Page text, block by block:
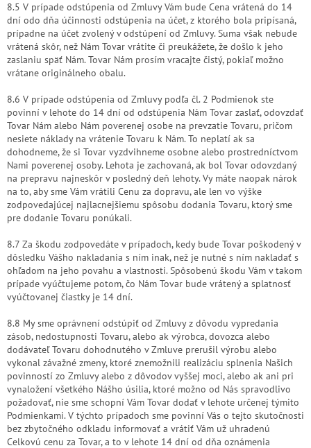
8.5 V prípade odstúpenia od Zmluvy Vám bude Cena vrátená do 14
dní odo dňa účinnosti odstúpenia na účet, z ktorého bola pripísaná,
prípadne na účet zvolený v odstúpení od Zmluvy. Suma však nebude
vrátená skôr, než Nám Tovar vrátite či preukážete, že došlo k jeho
zaslaniu späť Nám. Tovar Nám prosím vracajte čistý, pokiaľ možno
vrátane originálneho obalu.
8.6 V prípade odstúpenia od Zmluvy podľa čl. 2 Podmienok ste
povinní v lehote do 14 dní od odstúpenia Nám Tovar zaslať, odovzdať
Tovar Nám alebo Nám poverenej osobe na prevzatie Tovaru, pričom
nesiete náklady na vrátenie Tovaru k Nám. To neplatí ak sa
dohodneme, že si Tovar vyzdvihneme osobne alebo prostredníctvom
Nami poverenej osoby. Lehota je zachovaná, ak bol Tovar odovzdaný
na prepravu najneskôr v posledný deň lehoty. Vy máte naopak nárok
na to, aby sme Vám vrátili Cenu za dopravu, ale len vo výške
zodpovedajúcej najlacnejšiemu spôsobu dodania Tovaru, ktorý sme
pre dodanie Tovaru ponúkali.
8.7 Za škodu zodpovedáte v prípadoch, kedy bude Tovar poškodený v
dôsledku Vášho nakladania s ním inak, než je nutné s ním nakladať s
ohľadom na jeho povahu a vlastnosti. Spôsobenú škodu Vám v takom
prípade vyúčtujeme potom, čo Nám Tovar bude vrátený a splatnosť
vyúčtovanej čiastky je 14 dní.
8.8 My sme oprávnení odstúpiť od Zmluvy z dôvodu vypredania
zásob, nedostupnosti Tovaru, alebo ak výrobca, dovozca alebo
dodávateľ Tovaru dohodnutého v Zmluve prerušil výrobu alebo
vykonal závažné zmeny, ktoré znemožnili realizáciu splnenia Našich
povinností zo Zmluvy alebo z dôvodov vyššej moci, alebo ak ani pri
vynaložení všetkého Nášho úsilia, ktoré možno od Nás spravodlivo
požadovať, nie sme schopní Vám Tovar dodať v lehote určenej týmito
Podmienkami. V týchto prípadoch sme povinní Vás o tejto skutočnosti
bez zbytočného odkladu informovať a vrátiť Vám už uhradenú
Celkovú cenu za Tovar, a to v lehote 14 dní od dňa oznámenia